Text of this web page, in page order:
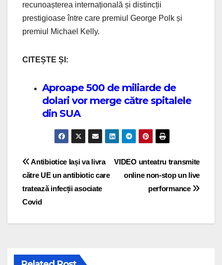
recunoașterea internațională și distincții
prestigioase între care premiul George Polk și
premiul Michael Kelly.
CITEȘTE ȘI:
Aproape 500 de miliarde de
dolari vor merge către spitalele
din SUA
Post navigationVIDEO unteatru transmite
online non-stop un live
performance
Antibiotice Iași va livra
către UE un antibiotic care
tratează infecții asociate
Covid